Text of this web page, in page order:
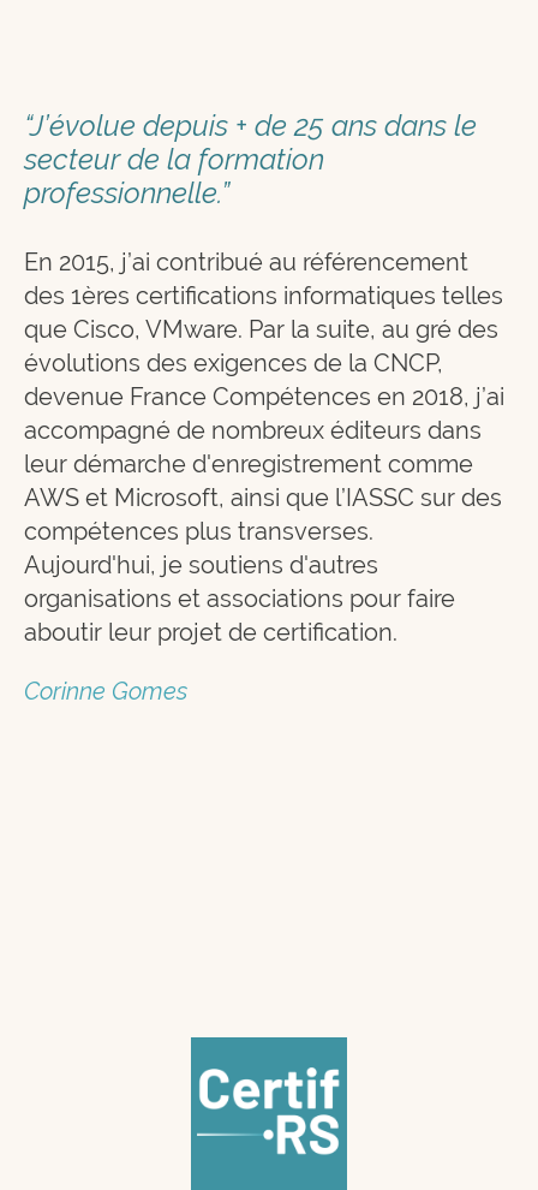
“J’évolue depuis + de 25 ans dans le
secteur de la formation
professionnelle.”
En 2015, j’ai contribué au référencement
des 1ères certifications informatiques telles
que Cisco, VMware. Par la suite, au gré des
évolutions des exigences de la CNCP,
devenue France Compétences en 2018, j’ai
accompagné de nombreux éditeurs dans
leur démarche d'enregistrement comme
AWS et Microsoft, ainsi que l’IASSC sur des
compétences plus transverses.
Aujourd'hui, je soutiens d'autres
organisations et associations pour faire
aboutir leur projet de certification.
Corinne Gomes